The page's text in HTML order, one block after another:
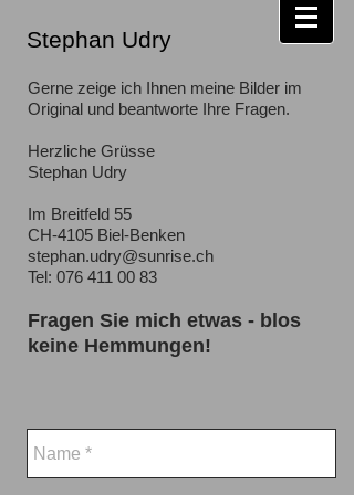
Stephan Udry
Gerne zeige ich Ihnen meine Bilder im
Original und beantworte Ihre Fragen.
Herzliche Grüsse
Stephan Udry
Im Breitfeld 55
CH-4105 Biel-Benken
stephan.udry@sunrise.ch
Tel: 076 411 00 83
Fragen Sie mich etwas - blos
keine Hemmungen!